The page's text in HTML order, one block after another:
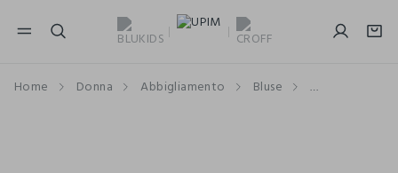
NAVIGATION.ARIA.GOTOMAINCONTENT
Home Donna Abbigliamento Bluse A Tinta Unita